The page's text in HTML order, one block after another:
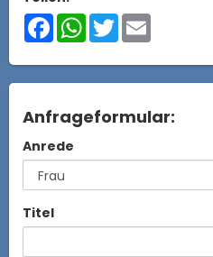
FacebookWhatsApp
Twitter
Anfrageformular:
Anrede
Titel